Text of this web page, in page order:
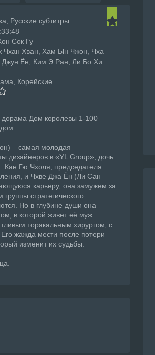
Русские субтитры
Сок Гу
Чхан Хван, Хам Ын Чжон, Чха
Ён, Ким Э Ран, Ли Бо Хи
Корейские
Дом королевы 1-100
– самая молодая
дизайнеров в «YL Group», дочь
Кан Гю Чхоля, председателя
и Чхве Джа Ён (Ли Сан
карьеру, она замужем за
стратегического
Но в глубине души она
в которой живет её муж.
торакальным хирургом, с
жажда мести после потери
изменит их судьбы.